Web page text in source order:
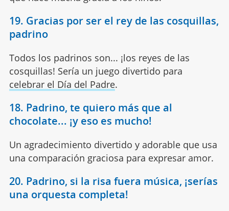
19. Gracias por ser el rey de las cosquillas,
padrino
Todos los padrinos son... ¡los reyes de las
cosquillas! Sería un juego divertido para
celebrar el Día del Padre.
18. Padrino, te quiero más que al
chocolate... ¡y eso es mucho!
Un agradecimiento divertido y adorable que usa
una comparación graciosa para expresar amor.
20. Padrino, si la risa fuera música, ¡serías
una orquesta completa!